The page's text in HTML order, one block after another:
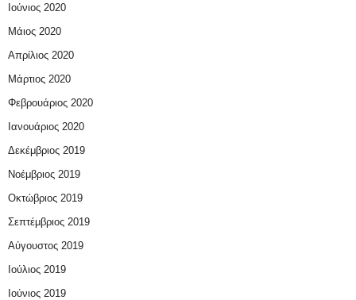
Ιούνιος 2020
Μάιος 2020
Απρίλιος 2020
Μάρτιος 2020
Φεβρουάριος 2020
Ιανουάριος 2020
Δεκέμβριος 2019
Νοέμβριος 2019
Οκτώβριος 2019
Σεπτέμβριος 2019
Αύγουστος 2019
Ιούλιος 2019
Ιούνιος 2019